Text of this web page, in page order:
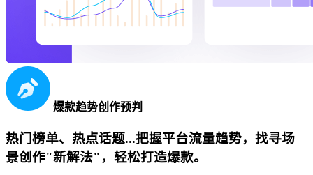
爆款趋势创作预判
热门榜单、热点话题...把握平台流量趋势，找寻场
景创作"新解法"，轻松打造爆款。